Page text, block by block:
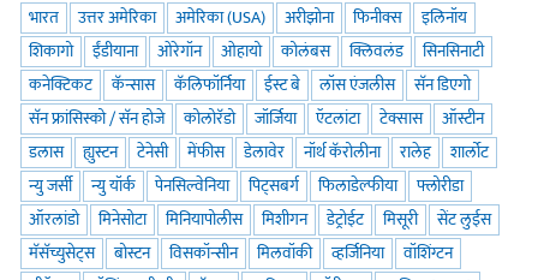
भारत
उत्तर अमेरिका अमेरिका (USA) अरीझोना फिनीक्स
इलिनॉय
शिकागो
ईंडीयाना ओरेगॉन ओहायो कोलंबस क्लिवलंड
सिनसिनाटी
कनेक्टिकट
कॅन्सास कॅलिफॉर्निया ईस्ट बे लॉस एंजलीस
सॅन डिएगो
सॅन फ्रांसिस्को / सॅन होजे
कोलोरॅडो जॉर्जिया ऍटलांटा टेक्सास
ऑस्टीन
डलास
ह्युस्टन टेनेसी मेंफीस डेलावेर नॉर्थ कॅरोलीना रालेह
शार्लोट
न्यु जर्सी
न्यु यॉर्क पेनसिल्वेनिया पिट्सबर्ग फिलाडेल्फीया
फ्लोरीडा
ऑरलांडो
मिनेसोटा मिनियापोलीस मिशीगन डेट्रोईट मिसूरी
सेंट लुईस
मॅसॅच्युसेट्स
बोस्टन विसकॉन्सीन मिलवॉकी व्हर्जिनिया
वॉशिंग्टन